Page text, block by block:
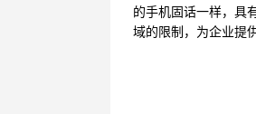
的手机固话一样，具
域的限制，为企业提